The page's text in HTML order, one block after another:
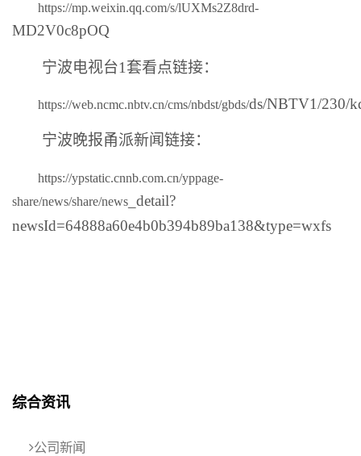
https://mp.weixin.qq.com/s/lUXMs2Z8drd-
MD2V0c8pOQ
宁波电视台1套看点链接：
https://web.ncmc.nbtv.cn/cms/nbdst/gbds/ds/NBTV1/230/
宁波晚报甬派新闻链接：
https://ypstatic.cnnb.com.cn/yppage-
share/news/share/news _detail?
newsId=64888a60e4b0b394b89ba138&type=wxfs
综合资讯
公司新闻